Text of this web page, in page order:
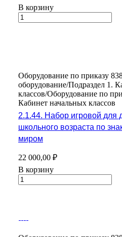
В корзину
Оборудование по приказу
оборудование/Подраздел 1.
классов/Оборудование по
Кабинет начальных классов
2.1.44. Набор игровой для
школьного возраста по
миром
22 000,00 ₽
В корзину